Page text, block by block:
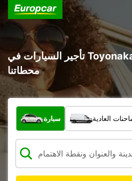
تأجير السيارات في Toyonaka : اكتشف جميع
محطاتنا
ما نوع المركبة؟
سيارة العادية